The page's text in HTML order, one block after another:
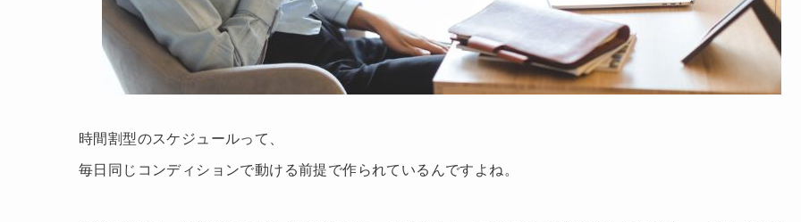
時間割型のスケジュールって、
毎日同じコンディションで動ける前提で作られているんですよね。